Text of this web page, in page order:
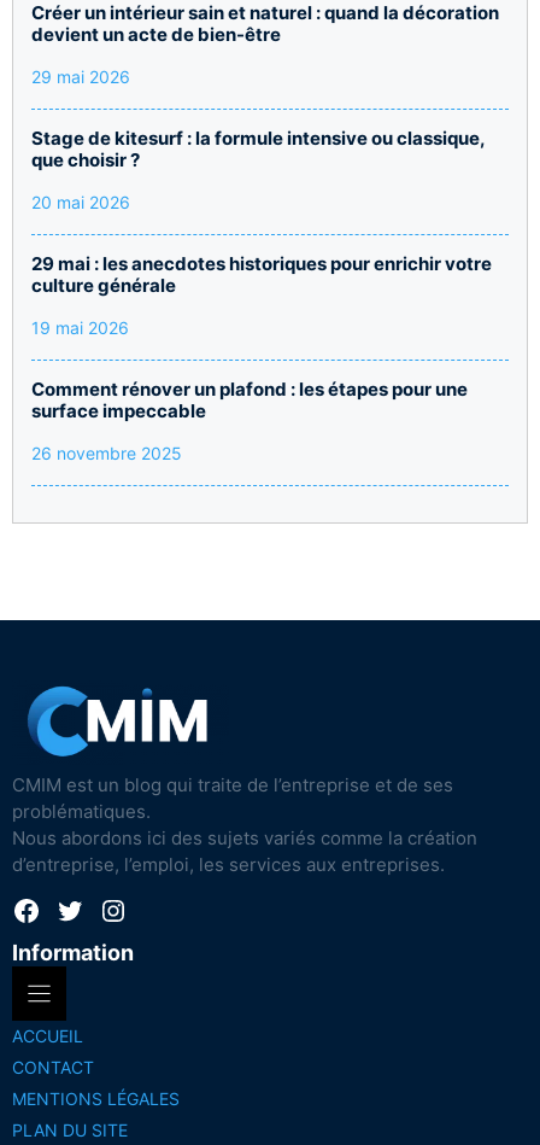
Créer un intérieur sain et naturel : quand la décoration
devient un acte de bien-être
29 mai 2026
Stage de kitesurf : la formule intensive ou classique,
que choisir ?
20 mai 2026
29 mai : les anecdotes historiques pour enrichir votre
culture générale
19 mai 2026
Comment rénover un plafond : les étapes pour une
surface impeccable
26 novembre 2025
CMIM est un blog qui traite de l’entreprise et de ses
problématiques.
Nous abordons ici des sujets variés comme la création
d’entreprise, l’emploi, les services aux entreprises.
Facebook
TwitterInstagram
Information
ACCUEIL
CONTACT
MENTIONS LÉGALES
PLAN DU SITE